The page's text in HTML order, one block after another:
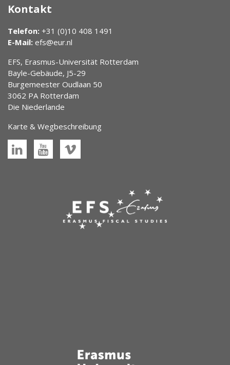
Kontakt
Telefon: +31 (0)10 408 1491
E-Mail: efs@eur.nl
EFS, Erasmus-Universität Rotterdam
Bayle-Gebäude, J5-29
Burgemeester Oudlaan 50
3062 PA Rotterdam
Die Niederlande
Karte & Wegbeschreibung